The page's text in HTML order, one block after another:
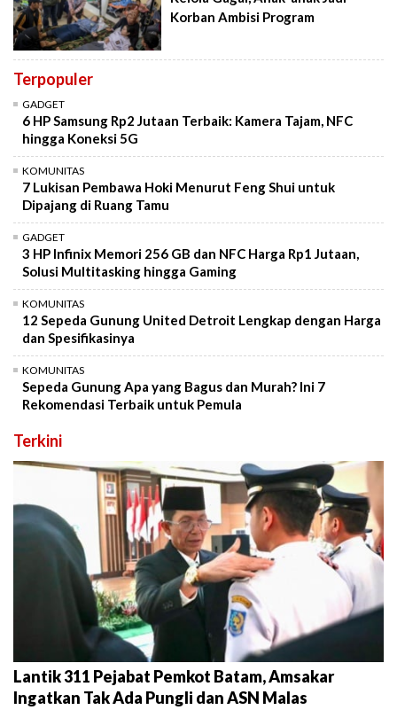
Korban Ambisi Program
Terpopuler
GADGET
6 HP Samsung Rp2 Jutaan Terbaik: Kamera Tajam, NFC
hingga Koneksi 5G
KOMUNITAS
7 Lukisan Pembawa Hoki Menurut Feng Shui untuk
Dipajang di Ruang Tamu
GADGET
3 HP Infinix Memori 256 GB dan NFC Harga Rp1 Jutaan,
Solusi Multitasking hingga Gaming
KOMUNITAS
12 Sepeda Gunung United Detroit Lengkap dengan Harga
dan Spesifikasinya
KOMUNITAS
Sepeda Gunung Apa yang Bagus dan Murah? Ini 7
Rekomendasi Terbaik untuk Pemula
Terkini
Lantik 311 Pejabat Pemkot Batam, Amsakar
Ingatkan Tak Ada Pungli dan ASN Malas